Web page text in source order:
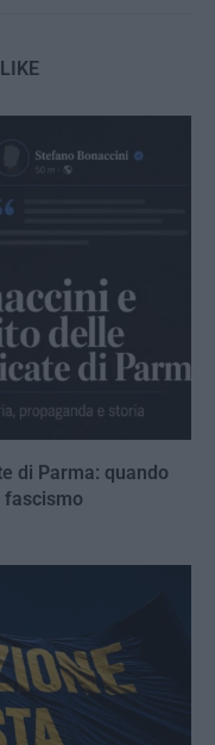
di Parma: quando
fascismo